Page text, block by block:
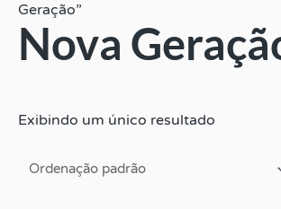
Geração”
Nova
Exibindo um único resultado